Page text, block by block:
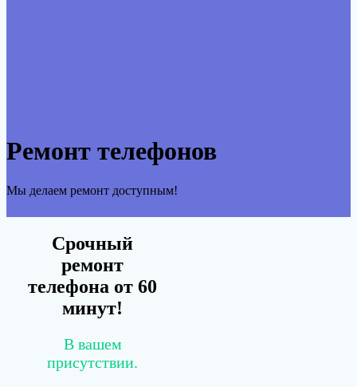
Ремонт телефонов
Мы делаем ремонт доступным!
Срочный
ремонт
телефона от 60
минут!
В вашем
присутствии.